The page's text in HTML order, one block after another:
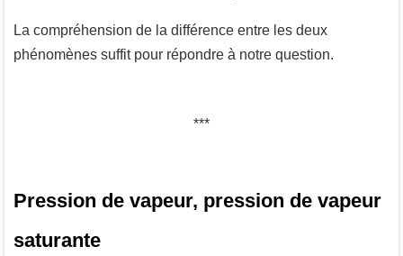
La compréhension de la différence entre les deux
phénomènes suffit pour répondre à notre question.
Pression de vapeur, pression de vapeur
saturante